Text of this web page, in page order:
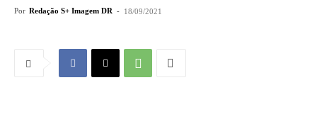
Por Redação S+ Imagem DR - 18/09/2021